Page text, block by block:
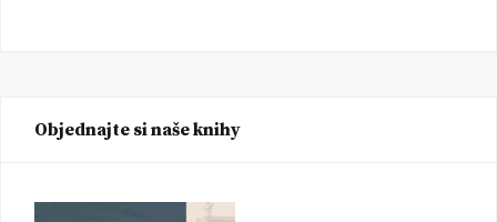
Objednajte si naše knihy